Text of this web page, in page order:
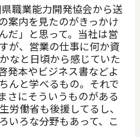
職業能力開発協会から送
案内を見たのがきっかけ
だ」と思って。当社は営
が、営業の仕事に何か資
なと日頃から感じていた
発本やビジネス書などよ
んと学べるもの。それで
さにそういうものがある
労働省も後援してるし、
いろな分野もあって、こ